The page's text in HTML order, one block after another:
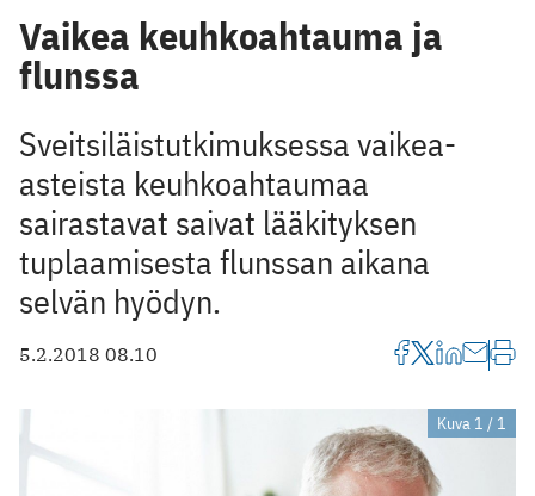
Vaikea keuhkoahtauma ja
flunssa
Sveitsiläistutkimuksessa vaikea-
asteista keuhkoahtaumaa
sairastavat saivat lääkityksen
tuplaamisesta flunssan aikana
selvän hyödyn.
5.2.2018 08.10
Kuva 1 / 1